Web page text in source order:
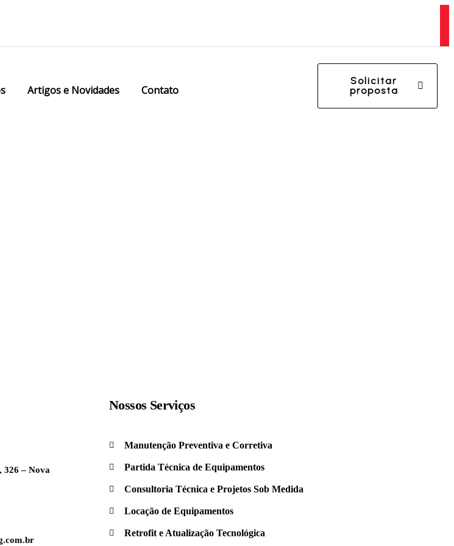
Artigos e Novidades Contato
Solicitar
proposta
326 – Nova
Nossos Serviços
Manutenção Preventiva e Corretiva
Partida Técnica de Equipamentos
Consultoria Técnica e Projetos Sob Medida
Locação de Equipamentos
Retrofit e Atualização Tecnológica